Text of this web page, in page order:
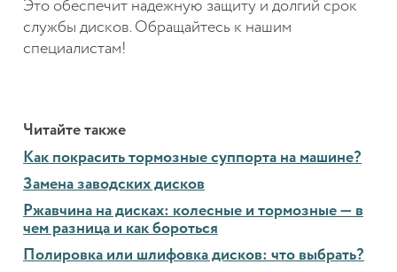
Это обеспечит надежную защиту и долгий срок
службы дисков. Обращайтесь к нашим
специалистам!
Читайте также
Как покрасить тормозные суппорта на машине?
Замена заводских дисков
Ржавчина на дисках: колесные и тормозные — в
чем разница и как бороться
Полировка или шлифовка дисков: что выбрать?